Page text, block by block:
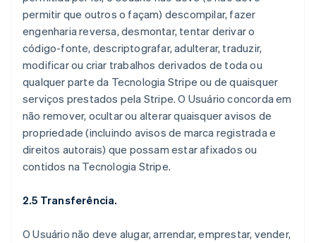
permitir que outros o façam) descompilar, fazer
engenharia reversa, desmontar, tentar derivar o
código-fonte, descriptografar, adulterar, traduzir,
modificar ou criar trabalhos derivados de toda ou
qualquer parte da Tecnologia Stripe ou de quaisquer
serviços prestados pela Stripe. O Usuário concorda em
não remover, ocultar ou alterar quaisquer avisos de
propriedade (incluindo avisos de marca registrada e
direitos autorais) que possam estar afixados ou
contidos na Tecnologia Stripe.
2.5 Transferência.
O Usuário não deve alugar, arrendar, emprestar, vender,